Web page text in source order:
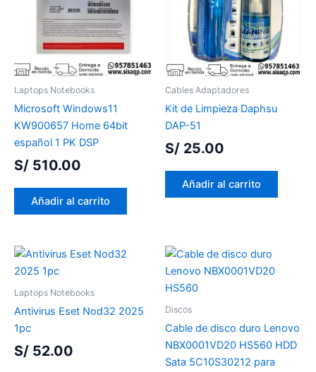
Laptops Notebooks
Microsoft Windows11
KW900657 Home 64bit
español 1 PK DSP
S/ 510.00
Añadir al carrito
Cables Adaptadores
Kit de Limpieza Daphsu
DAP-51
S/ 25.00
Añadir al carrito
Laptops Notebooks
Antivirus Eset Nod32 2025
1pc
S/ 52.00
Discos
Cable de disco duro Lenovo
NBX0001VD20 HS560 HDD
Sata 5C10S30212 para